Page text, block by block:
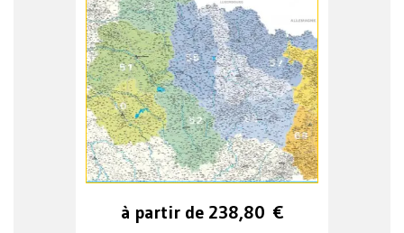
à partir de 238,80 €